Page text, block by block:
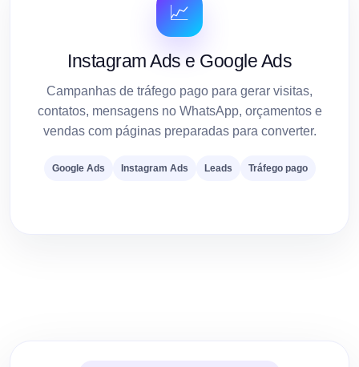
📈
Instagram Ads e Google Ads
Campanhas de tráfego pago para gerar visitas,
contatos, mensagens no WhatsApp, orçamentos e
vendas com páginas preparadas para converter.
Google Ads Instagram Ads Leads Tráfego pago